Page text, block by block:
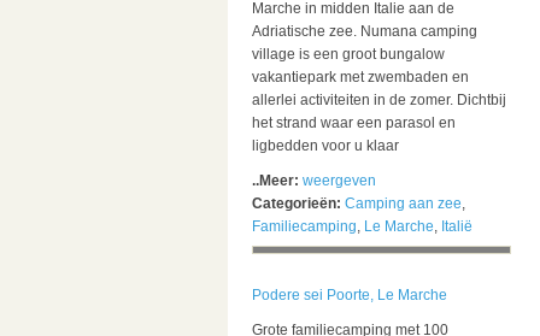
Marche in midden Italie aan de
Adriatische zee. Numana camping
village is een groot bungalow
vakantiepark met zwembaden en
allerlei activiteiten in de zomer. Dichtbij
het strand waar een parasol en
ligbedden voor u klaar
..Meer: weergeven
Categorieën: Camping aan zee,
Familiecamping, Le Marche, Italië
Podere sei Poorte, Le Marche
Grote familiecamping met 100